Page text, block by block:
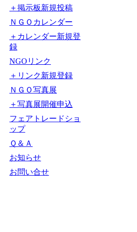
＋掲示板新規投稿
ＮＧＯカレンダー
＋カレンダー新規登
録
NGOリンク
＋リンク新規登録
ＮＧＯ写真展
＋写真展開催申込
フェアトレードショ
ップ
Ｑ＆Ａ
お知らせ
お問い合せ